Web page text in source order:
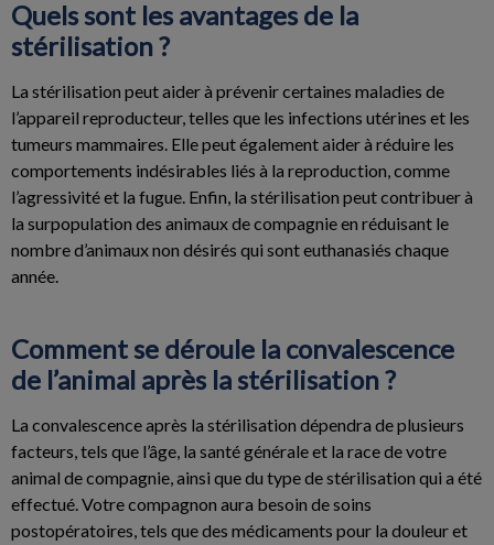
Quels sont les avantages de la
stérilisation ?
La stérilisation peut aider à prévenir certaines maladies de
l’appareil reproducteur, telles que les infections utérines et les
tumeurs mammaires. Elle peut également aider à réduire les
comportements indésirables liés à la reproduction, comme
l’agressivité et la fugue. Enfin, la stérilisation peut contribuer à
la surpopulation des animaux de compagnie en réduisant le
nombre d’animaux non désirés qui sont euthanasiés chaque
année.
Comment se déroule la convalescence
de l’animal après la stérilisation ?
La convalescence après la stérilisation dépendra de plusieurs
facteurs, tels que l’âge, la santé générale et la race de votre
animal de compagnie, ainsi que du type de stérilisation qui a été
effectué. Votre compagnon aura besoin de soins
postopératoires, tels que des médicaments pour la douleur et